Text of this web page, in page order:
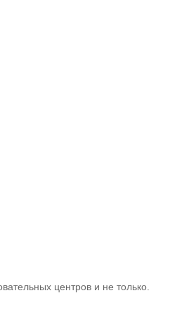
центров и не только.